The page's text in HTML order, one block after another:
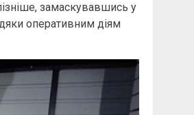
замаскувавшись у
оперативним діям